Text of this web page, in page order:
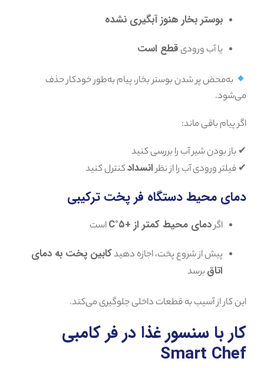
بوستر بخار هنوز آبگیری نشده
یا آب ورودی قطع است
به‌محض پر شدن بوستر بخار، پیام به‌طور خودکار حذف
می‌شود.
اگر پیام باقی ماند:
✔ باز بودن شیر آب را بررسی کنید
✔ فیلتر ورودی آب را از نظرانسدادکنترل کنید
دمای محیط دستگاه فر پخت ترکیبی
اگردمای محیط کمتر از +۵°C
است
پیش از شروع پخت، اجازه دهیدکابین پخت به دمای
اتاق برسد
این کار از آسیب به قطعات داخلی جلوگیری می‌کند.
کار با سنسور غذا در فر کامبی
Smart Chef